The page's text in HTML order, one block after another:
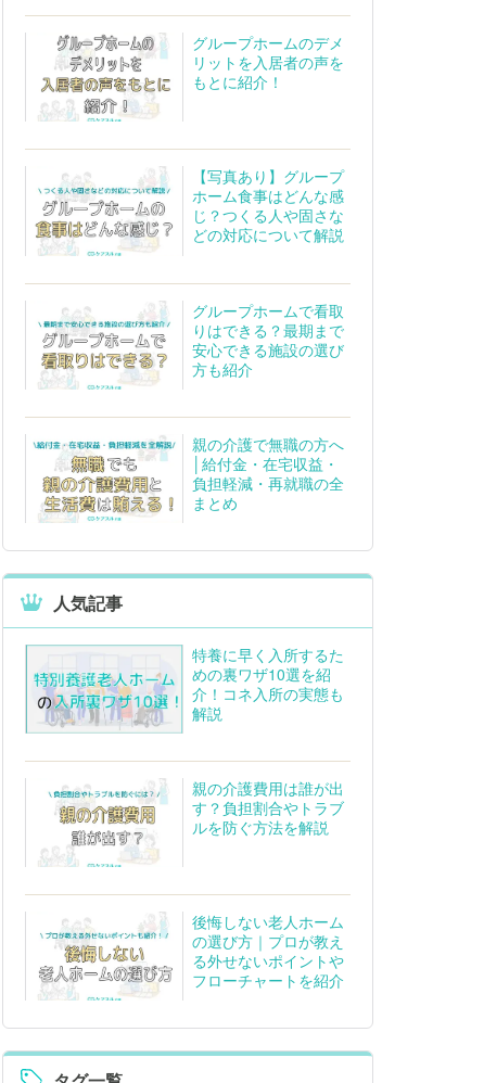
グループホームのデメ
リットを入居者の声を
もとに紹介！
【写真あり】グループ
ホーム食事はどんな感
じ？つくる人や固さな
どの対応について解説
グループホームで看取
りはできる？最期まで
安心できる施設の選び
方も紹介
親の介護で無職の方へ
│給付金・在宅収益・
負担軽減・再就職の全
まとめ
人気記事
特養に早く入所するた
めの裏ワザ10選を紹
介！コネ入所の実態も
解説
親の介護費用は誰が出
す？負担割合やトラブ
ルを防ぐ方法を解説
後悔しない老人ホーム
の選び方｜プロが教え
る外せないポイントや
フローチャートを紹介